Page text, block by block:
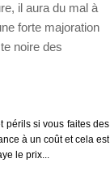
il aura du mal à
forte majoration
noire des
périls si vous faites des
à un coût et cela est
le prix...